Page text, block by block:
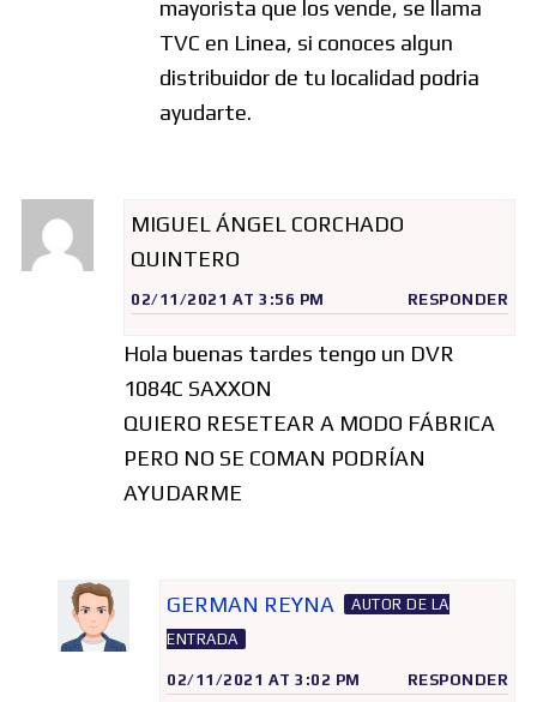
mayorista que los vende, se llama
TVC en Linea, si conoces algun
distribuidor de tu localidad podria
ayudarte.
MIGUEL ÁNGEL CORCHADO
QUINTERO
02/11/2021 AT 3:56 PM RESPONDER
Hola buenas tardes tengo un DVR
1084C SAXXON
QUIERO RESETEAR A MODO FÁBRICA
PERO NO SE COMAN PODRÍAN
AYUDARME
GERMAN REYNA
AUTOR DE LA
ENTRADA
02/11/2021 AT 3:02 PM RESPONDER